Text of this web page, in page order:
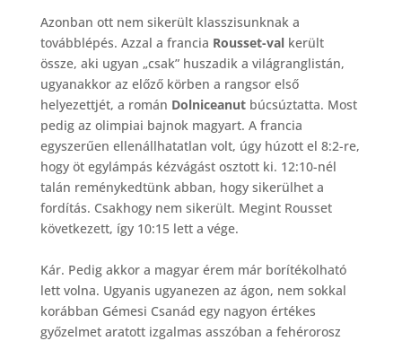
Azonban ott nem sikerült klasszisunknak a
továbblépés. Azzal a francia Rousset-valkerült
össze, aki ugyan „csak” huszadik a világranglistán,
ugyanakkor az előző körben a rangsor első
helyezettjét, a román Dolniceanutbúcsúztatta. Most
pedig az olimpiai bajnok magyart. A francia
egyszerűen ellenállhatatlan volt, úgy húzott el 8:2-re,
hogy öt egylámpás kézvágást osztott ki. 12:10-nél
talán reménykedtünk abban, hogy sikerülhet a
fordítás. Csakhogy nem sikerült. Megint Rousset
következett, így 10:15 lett a vége.
Kár. Pedig akkor a magyar érem már borítékolható
lett volna. Ugyanis ugyanezen az ágon, nem sokkal
korábban Gémesi Csanád egy nagyon értékes
győzelmet aratott izgalmas asszóban a fehérorosz